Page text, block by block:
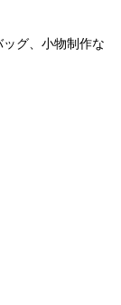
グ、小物制作な